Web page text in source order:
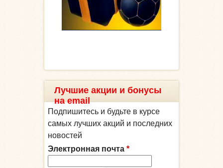
Лучшие акции и бонусы
на email
Подпишитесь и будьте в курсе
самых лучших акций и последних
новостей
Электронная почта *